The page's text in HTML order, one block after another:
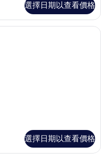
選擇日期以查看價格
套房 (Master) | 客房內保險箱、
選擇日期以查看價格